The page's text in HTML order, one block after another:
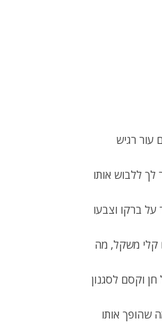
עור רגיש
ללבוש אותו
ברקו וצבעו
קלי משקל, מה
וקסם לסגנון
שהופך אותו